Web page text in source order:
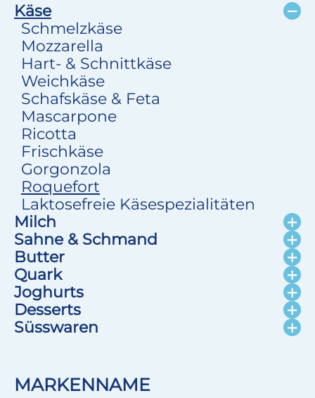
Käse
Schmelzkäse
Mozzarella
Hart- & Schnittkäse
Weichkäse
Schafskäse & Feta
Mascarpone
Ricotta
Frischkäse
Gorgonzola
Roquefort
Laktosefreie Käsespezialitäten
Milch
Sahne & Schmand
Butter
Quark
Joghurts
Desserts
Süsswaren
MARKENNAME